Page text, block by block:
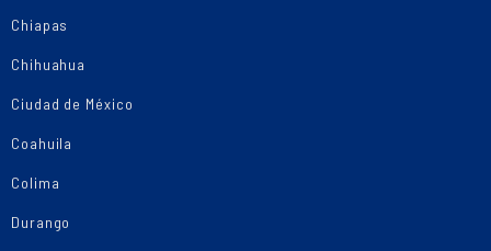
Chiapas
Chihuahua
Ciudad de México
Coahuila
Colima
Durango